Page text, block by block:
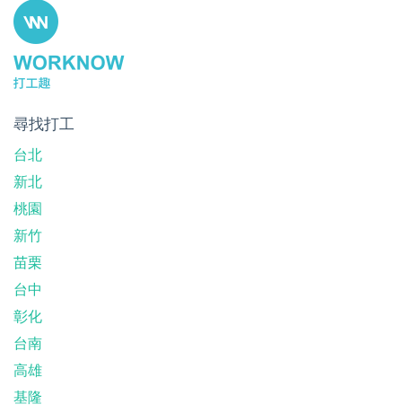
尋找打工
台北
新北
桃園
新竹
苗栗
台中
彰化
台南
高雄
基隆